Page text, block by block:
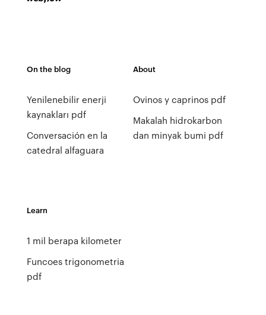
On the blog
Yenilenebilir enerji
kaynakları pdf
Conversación en la
catedral alfaguara
About
Ovinos y caprinos pdf
Makalah hidrokarbon
dan minyak bumi pdf
Learn
1 mil berapa kilometer
Funcoes trigonometria
pdf